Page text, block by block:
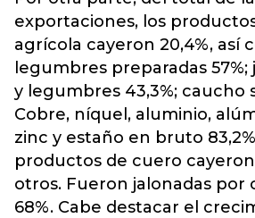
exportaciones, los
agrícola cayeron 20,4%, así
legumbres preparadas
y legumbres 43,3%; caucho
Cobre, níquel, aluminio,
zinc y estaño en bruto
productos de cuero cayeron
otros. Fueron jalonadas por
68%. Cabe destacar el